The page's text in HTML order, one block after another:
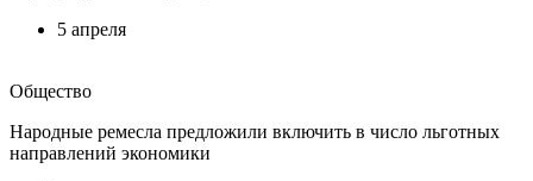
5 апреля
Общество
Народные ремесла предложили включить в число льготных
направлений экономики